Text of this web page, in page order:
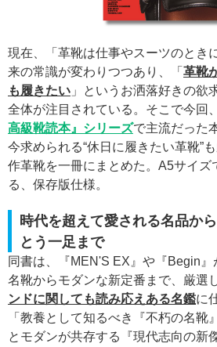
現在、「革靴は仕事やスーツのとき
来の常識が変わりつつあり、「 革靴
も履きたい 」というお洒落好きの欲
全体が注目されている。そこで今回
高級靴読本』シリーズで主流だった
今求められる“休日に履きたい革靴”
作革靴を一冊にまとめた。A5サイズ
る、保存版仕様。
時代を超えて愛される名品か
とう一足まで
同書は、『MEN'S EX』や『Begin
名靴からモダンな新定番まで、厳選
ンドに関しても読み応えある名鑑に
「教養として知るべき『不朽の名靴
とモダンが共存する『現代志向の新